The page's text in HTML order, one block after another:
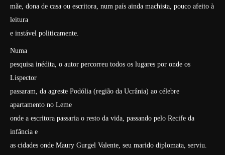
mãe, dona de casa ou escritora, num país ainda machista, pouco afeito à
leitura
e instável politicamente.
Numa
pesquisa inédita, o autor percorreu todos os lugares por onde os
Lispector
passaram, da agreste Podólia (região da Ucrânia) ao célebre
apartamento no Leme
onde a escritora passaria o resto da vida, passando pelo Recife da
infância e
as cidades onde Maury Gurgel Valente, seu marido diplomata, serviu.